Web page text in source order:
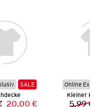
SALE
20,00 €
Online
Kleiner
5,99 €